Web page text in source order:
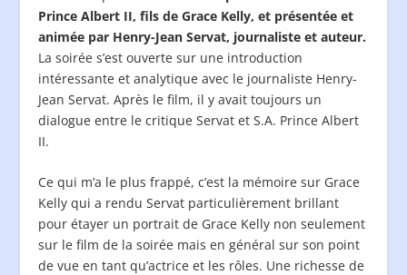
Prince Albert II, fils de Grace Kelly, et présentée et
animée par Henry-Jean Servat, journaliste et auteur.
La soirée s’est ouverte sur une introduction
intéressante et analytique avec le journaliste Henry-
Jean Servat. Après le film, il y avait toujours un
dialogue entre le critique Servat et S.A. Prince Albert
II.
Ce qui m’a le plus frappé, c’est la mémoire sur Grace
Kelly qui a rendu Servat particulièrement brillant
pour étayer un portrait de Grace Kelly non seulement
sur le film de la soirée mais en général sur son point
de vue en tant qu’actrice et les rôles. Une richesse de